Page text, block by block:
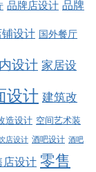
品牌店设计 品牌
设计 国外餐厅
设计 家居设
设计 建筑改
造设计 空间艺术装
店设计 酒吧设计 酒吧
店设计 零售